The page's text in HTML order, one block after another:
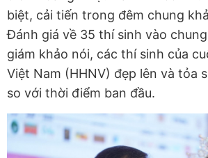
biệt, cải tiến trong đêm chung
Đánh giá về 35 thí sinh vào
giám khảo nói, các thí sinh của
Việt Nam (HHNV) đẹp lên và tỏa
so với thời điểm ban đầu.